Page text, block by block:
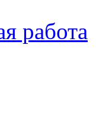
работа